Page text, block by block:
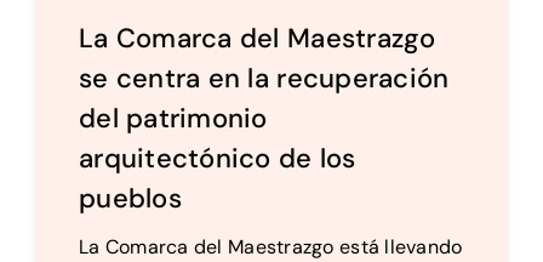
La Comarca del Maestrazgo
se centra en la recuperación
del patrimonio
arquitectónico de los
pueblos
La Comarca del Maestrazgo está llevando